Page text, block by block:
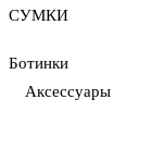
СУМКИ
Ботинки
Аксессуары